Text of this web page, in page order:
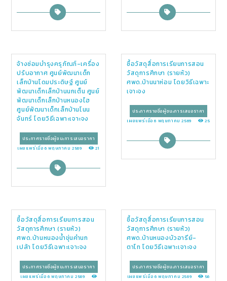
จ้างซ่อมบำรุงครุภัณฑ์-เครื่อง
ปรับอากาศ ศูนย์พัฒนาเด็ก
เล็กบ้านโดมประดิษฐ์ ศูนย์
พัฒนาเด็กเล็กบ้านนกเต็น ศูนย์
พัฒนาเด็กเล็กบ้านหนองไฮ
ศูนย์พัฒนาเด็กเล็กบ้านโนน
จันทร์ โดยวิธีเฉพาะเจาะจง
ประกาศรายชื่อผู้ชนะการเสนอราคา
เผยแพร่เมื่อ 6 พฤษภาคม 2569
21
ซื้อวัสดุสื่อการเรียนการสอน
วัสดุการศึกษา (รายหัว)
ศพด.บ้านนาห่อม โดยวิธีเฉพาะ
เจาะจง
ประกาศรายชื่อผู้ชนะการเสนอราคา
เผยแพร่เมื่อ 6 พฤษภาคม 2569
25
ซื้อวัสดุสื่อการเรียนการสอน
วัสดุการศึกษา (รายหัว)
ศพด.บ้านหนองน้ำขุ่นคำนก
เปล้า โดยวิธีเฉพาะเจาะจง
ประกาศรายชื่อผู้ชนะการเสนอราคา
เผยแพร่เมื่อ 6 พฤษภาคม 2569
ซื้อวัสดุสื่อการเรียนการสอน
วัสดุการศึกษา (รายหัว)
ศพด.บ้านหนองบัวอารีย์-
ตาโท โดยวิธีเฉพาะเจาะจง
ประกาศรายชื่อผู้ชนะการเสนอราคา
เผยแพร่เมื่อ 6 พฤษภาคม 2569
56